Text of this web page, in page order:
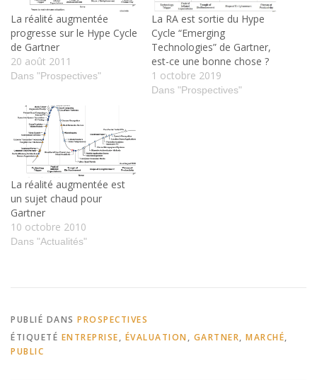
La réalité augmentée
progresse sur le Hype Cycle
de Gartner
20 août 2011
Dans "Prospectives"
La RA est sortie du Hype
Cycle “Emerging
Technologies” de Gartner,
est-ce une bonne chose ?
1 octobre 2019
Dans "Prospectives"
La réalité augmentée est
un sujet chaud pour
Gartner
10 octobre 2010
Dans "Actualités"
PUBLIÉ DANS PROSPECTIVES
ÉTIQUETÉ ENTREPRISE, ÉVALUATION , GARTNER, MARCHÉ,
PUBLIC